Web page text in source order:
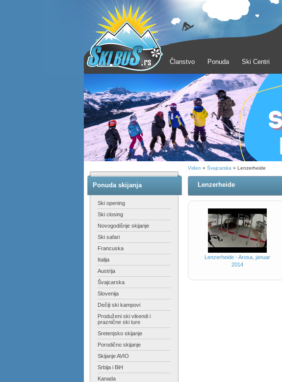
Članstvo Ponuda Ski Centri
Ponuda skijanja
Ski opening
Ski closing
Novogodišnje skijanje
Ski safari
Francuska
Italija
Austrija
Švajcarska
Slovenija
Dečiji ski kampovi
Produženi ski vikendi i
praznične ski ture
Sretenjsko skijanje
Porodično skijanje
Skijanje AVIO
Srbija i BiH
Kanada
Video » Švajcarska » Lenzerheide
Lenzerheide
Lenzerheide - Arosa, januar
2014